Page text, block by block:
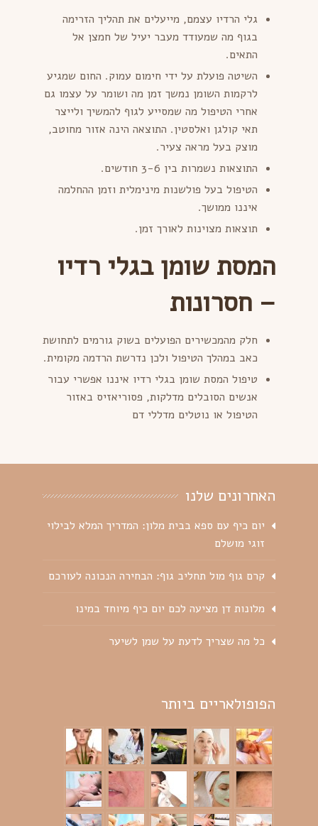
גלי הרדיו עצמם, מייעלים את תהליך הזרימה
בגוף מה שמעודד מעבר יעיל של חמצן אל
התאים.
השיטה פועלת על ידי חימום עמוק. החום שמגיע
לרקמות השומן נמשך זמן מה ושומר על עצמו גם
אחרי הטיפול מה שמסייע לגוף להמשיך ולייצר
תאי קולגן ואלסטין. התוצאה הינה אזור מחוטב,
מוצק בעל מראה צעיר.
התוצאות נשמרות בין 3-6 חודשים.
הטיפול בעל פולשנות מינימלית וזמן ההחלמה
איננו ממושך.
תוצאות מצוינות לאורך זמן.
המסת שומן בגלי רדיו
– חסרונות
חלק מהמכשירים הפועלים בשוק גורמים לתחושת
כאב במהלך הטיפול ולכן נדרשת הרדמה מקומית.
טיפול המסת שומן בגלי רדיו איננו אפשרי עבור
אנשים הסובלים מדלקות, פסוריאזיס באזור
הטיפול או נוטלים מדללי דם
האחרונים שלנו
יום כיף עם ספא בבית מלון: המדריך המלא לבילוי
זוגי מושלם
קרם גוף מול תחליב גוף: הבחירה הנכונה לעורכם
מלונות דן מציעה לכם יום כיף מיוחד במינו
כל מה שצריך לדעת על שמן לשיער
הפופולאריים ביותר